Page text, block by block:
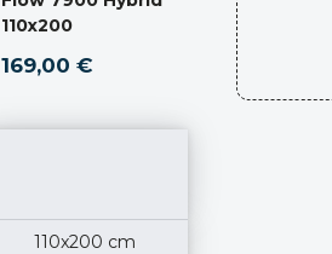
110x200
169,00 €
110x200 cm